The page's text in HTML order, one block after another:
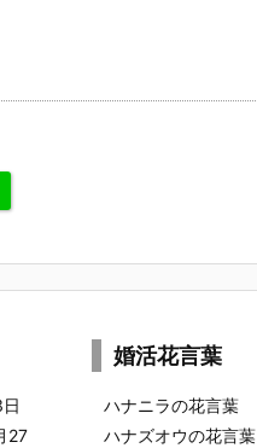
27
婚活花言葉
ハナニラの花言葉
ハナズオウの花言葉